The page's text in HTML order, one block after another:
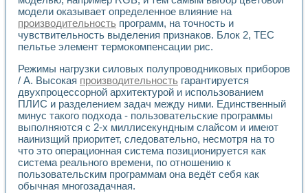
Использование виртуальных приборов в процесе
Использование программ ELECTRONICS WORKBENCH-
Лабораторный практикум по дисциплине «Цифровые
Лабораторный практикум по ИНС на основе LabVIEW
Опыт использования NI LabVIEW для создания
Применение LabVIEW для исследования течения в
Создание виртуальной работы «Изучение магнитных
Обратный маятник
Устройство для изучения основ интерфейсов обмена по
Лабораторный практикум: изучение адиабатического
Стенд для исследования электрических переходных
Система статистической обработки результатов
Автоматизация лазерно-плазменных измерений с
Модельно-измерительный комплекс. Назначение. Состав.
модели оказывает определенное влияние на
производительность программ, на точность и
чувствительность выделения признаков. Блок 2, ТЕС
пельтье элемент термокомпенсации рис.
Режимы нагрузки силовых полупроводниковых приборов
/ А. Высокая производительность гарантируется
двухпроцессорной архитектурой и использованием
ПЛИС и разделением задач между ними. Единственный
минус такого подхода - пользовательские программы
выполняются с 2-х миллисекундным слайсом и имеют
наинизщий приоритет, следовательно, несмотря на то
что это операционная система позиционируется как
система реального времени, по отношению к
пользовательским программам она ведёт себя как
обычная многозадачная.